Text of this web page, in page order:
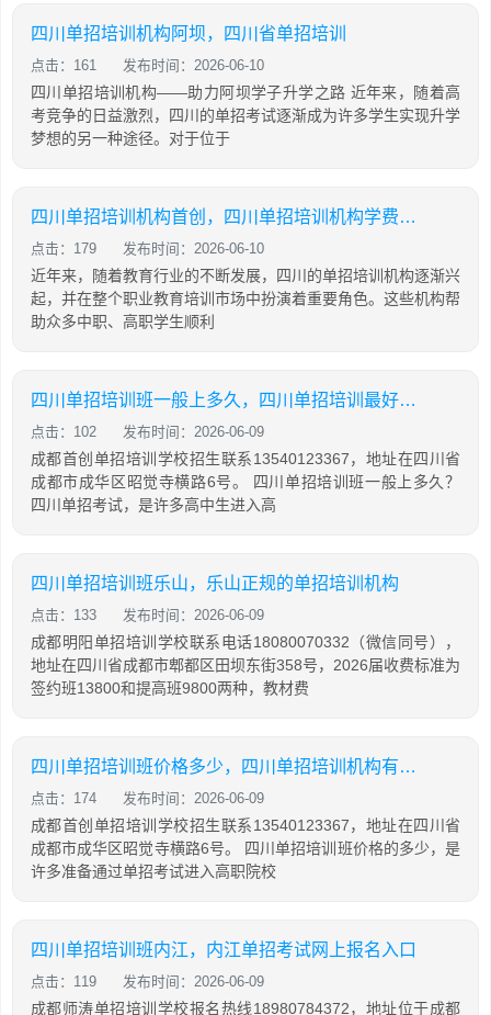
四川单招培训机构阿坝，四川省单招培训
点击：161 发布时间：2026-06-10
四川单招培训机构——助力阿坝学子升学之路 近年来，随着高
考竞争的日益激烈，四川的单招考试逐渐成为许多学生实现升学
梦想的另一种途径。对于位于
四川单招培训机构首创，四川单招培训机构学费大概是多少
点击：179 发布时间：2026-06-10
近年来，随着教育行业的不断发展，四川的单招培训机构逐渐兴
起，并在整个职业教育培训市场中扮演着重要角色。这些机构帮
助众多中职、高职学生顺利
四川单招培训班一般上多久，四川单招培训最好的学校
点击：102 发布时间：2026-06-09
成都首创单招培训学校招生联系13540123367，地址在四川省
成都市成华区昭觉寺横路6号。 四川单招培训班一般上多久？
四川单招考试，是许多高中生进入高
四川单招培训班乐山，乐山正规的单招培训机构
点击：133 发布时间：2026-06-09
成都明阳单招培训学校联系电话18080070332（微信同号），
地址在四川省成都市郫都区田坝东街358号，2026届收费标准为
签约班13800和提高班9800两种，教材费
四川单招培训班价格多少，四川单招培训机构有哪些
点击：174 发布时间：2026-06-09
成都首创单招培训学校招生联系13540123367，地址在四川省
成都市成华区昭觉寺横路6号。 四川单招培训班价格的多少，是
许多准备通过单招考试进入高职院校
四川单招培训班内江，内江单招考试网上报名入口
点击：119 发布时间：2026-06-09
成都师涛单招培训学校报名热线18980784372，地址位于成都